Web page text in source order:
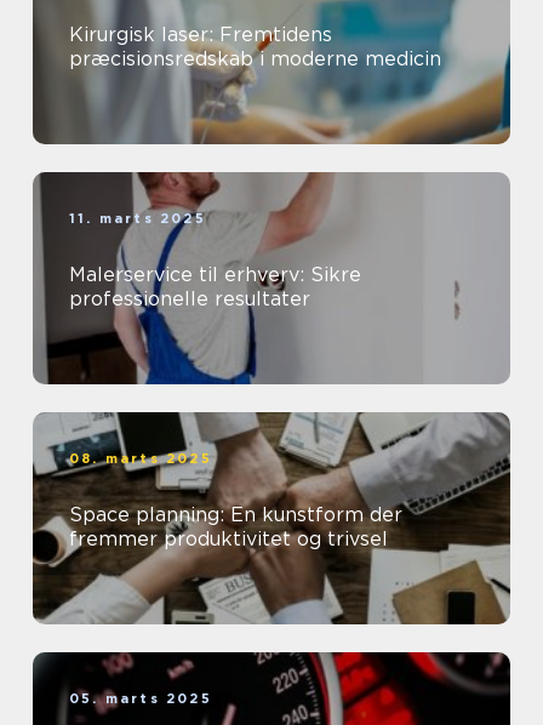
Kirurgisk laser: Fremtidens
præcisionsredskab i moderne medicin
11. marts 2025
Malerservice til erhverv: Sikre
professionelle resultater
08. marts 2025
Space planning: En kunstform der
fremmer produktivitet og trivsel
05. marts 2025